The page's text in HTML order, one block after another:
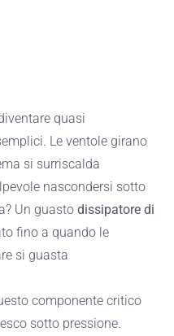
quasi
Le ventole girano
si surriscalda
nascondersi sotto
Un guasto dissipatore di
fino a quando le
si guasta
componente critico
sotto pressione.